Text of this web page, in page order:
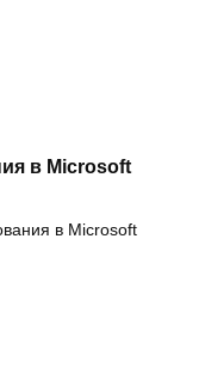
в Microsoft
в Microsoft